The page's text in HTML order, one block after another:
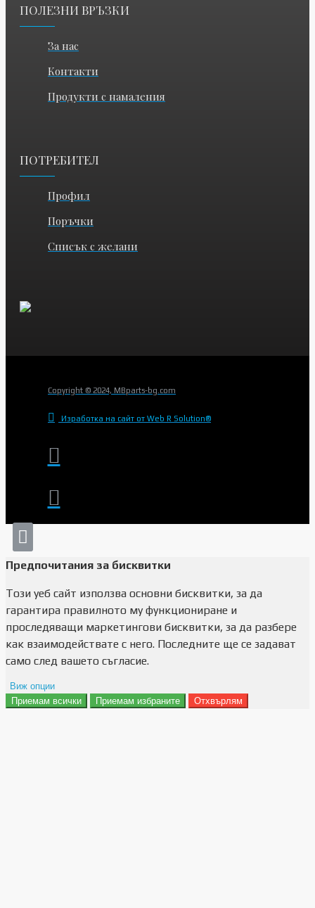
ПОЛЕЗНИ ВРЪЗКИ
За нас
Контакти
Продукти с намаления
ПОТРЕБИТЕЛ
Профил
Поръчки
Списък с желани
Copyright © 2024, MBparts-bg.com
Изработка на сайт от Web R Solution®
Предпочитания за бисквитки
Този уеб сайт използва основни бисквитки, за да
гарантира правилното му функциониране и
проследяващи маркетингови бисквитки, за да разбере
как взаимодействате с него. Последните ще се задават
само след вашето съгласие.
Виж опции
Препочитания за реклами
Приемам всички Приемам избраните Отхвърлям